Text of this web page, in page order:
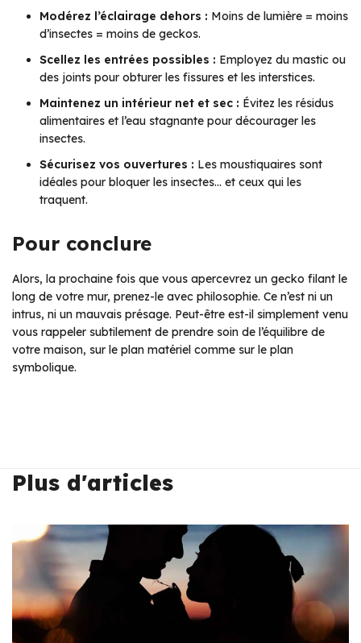
Modérez l’éclairage dehors : Moins de lumière = moins
d’insectes = moins de geckos.
Scellez les entrées possibles : Employez du mastic ou
des joints pour obturer les fissures et les interstices.
Maintenez un intérieur net et sec : Évitez les résidus
alimentaires et l’eau stagnante pour décourager les
insectes.
Sécurisez vos ouvertures : Les moustiquaires sont
idéales pour bloquer les insectes… et ceux qui les
traquent.
Pour conclure
Alors, la prochaine fois que vous apercevrez un gecko filant le
long de votre mur, prenez-le avec philosophie. Ce n’est ni un
intrus, ni un mauvais présage. Peut-être est-il simplement venu
vous rappeler subtilement de prendre soin de l’équilibre de
votre maison, sur le plan matériel comme sur le plan
symbolique.
Plus d'articles